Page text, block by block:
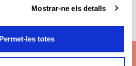
Mostrar-ne els detalls
Permet-les totes